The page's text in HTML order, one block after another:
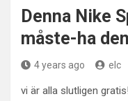
Denna Nike
måste-ha
4 years ago elc
vi är alla slutligen